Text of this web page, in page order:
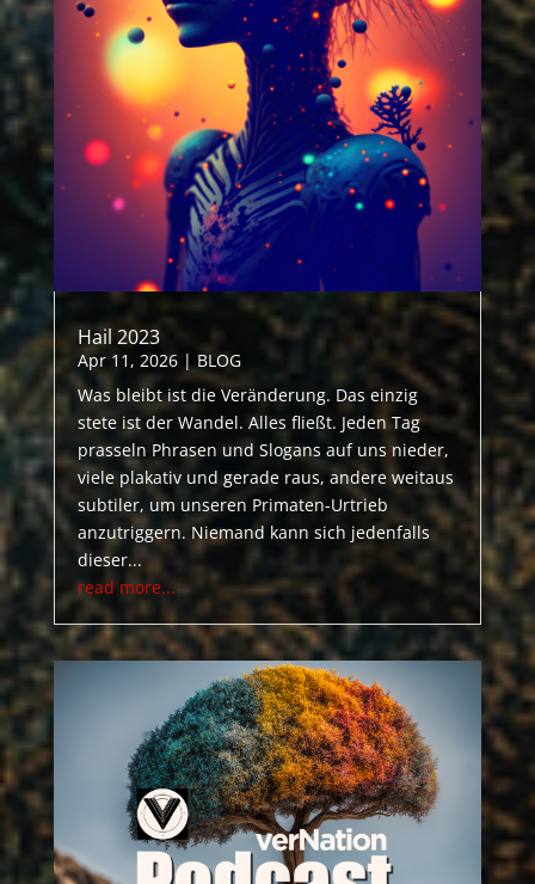
Hail 2023
Apr 11, 2026| BLOG
Was bleibt ist die Veränderung. Das einzig
stete ist der Wandel. Alles fließt. Jeden Tag
prasseln Phrasen und Slogans auf uns nieder,
viele plakativ und gerade raus, andere weitaus
subtiler, um unseren Primaten-Urtrieb
anzutriggern. Niemand kann sich jedenfalls
dieser...
read more...